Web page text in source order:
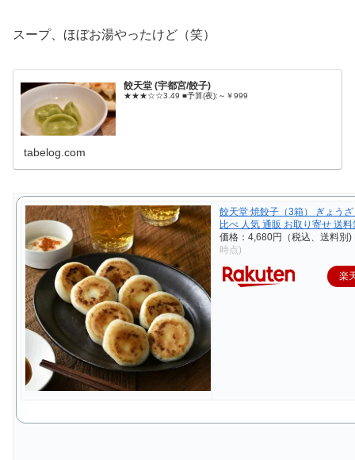
スープ、ほぼお湯やったけど（笑）
餃天堂 (宇都宮/餃子)
★★★☆☆3.49 ■予算(夜):～￥999
tabelog.com
餃天堂 焼餃子（3箱） ぎょう
比べ 人気 通販 お取り寄せ 送料
価格：4,680円（税込、送料別)
時点)
楽